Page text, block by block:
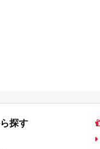
探す